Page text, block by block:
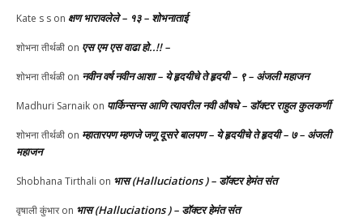
Kate s s on क्षण भारावलेले – १३ – शोभनाताई
शोभना तीर्थळी on एस एम एस वाढा हो..!! –
शोभना तीर्थळी on नवीन वर्ष नवीन आशा – ये हृदयीचे ते हृदयी – ९ – अंजली महाजन
Madhuri Sarnaik on पार्किन्सन्स आणि त्यावरील नवी औषधे – डॉक्टर राहुल कुलकर्णी
शोभना तीर्थळी on म्हातारपण म्हणजे जणू दूसरे बालपण – ये हृदयीचे ते हृदयी – ७ – अंजली
महाजन
Shobhana Tirthali on भास (Halluciations ) – डॉक्टर हेमंत संत
वृषाली कुंभारon भास (Halluciations ) – डॉक्टर हेमंत संत